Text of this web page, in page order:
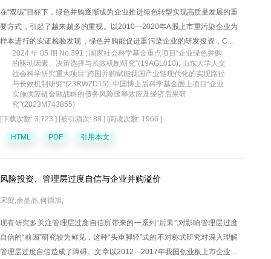
在“双碳”目标下，绿色并购逐渐成为企业推进绿色转型实现高质量发展的重
要方式，引起了越来越多的重视。以2010—2020年A股上市重污染企业为
样本进行的实证检验发现，绿色并购能促进重污染企业的研发投资，CEO
环保经历具有正向调节效应；绿色并购对研发投资的促进作用源于绿色并
购能够提高企业的合法性地位，从而获得政府补助、税收优惠和债务融资
等政府和市场的资源支持；企业绿色并购后更愿意履行环境责任和披露环
保“硬”信息以维持合法性提高带来的创新资源禀赋；绿色并购对研发投资的
促进作用也提升了企业的技术创新和绿色技术创新水平以及企业价值。上
景下重污染企业如何通过绿色并购实现绿色转型提供了决策参考。
2024 年 05 期 No.391 ; 国家社会科学基金重点项目“企业绿色并购
的驱动因素、决策选择与长效机制研究”(19AGL010); 山东大学人文
社会科学研究重大项目“跨国并购赋能我国产业链现代化的实现路径
与长效机制研究”(23RWZD15); 中国博士后科学基金面上项目“企业
实施供应链金融战略的债务风险缓释效应及经济后果研
究”(2023M743855)
[下载次数: 3,723 ] [被引频次: 89 ] [阅读次数: 1966 ]
HTML PDF 引用本文
风险投资、管理层过度自信与企业并购溢价
宋贺;余晶晶;何德旭;
现有研究多关注管理层过度自信所带来的一系列“后果”,对影响管理层过度
自信的“前因”研究较为鲜见，这种“头重脚轻”式的不对称式研究对深入理解
管理层过度自信造成了障碍。文章以2012—2017年我国创业板上市企业完